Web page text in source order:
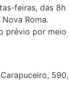
feiras, das 8h
Roma.
prévio por meio
590,